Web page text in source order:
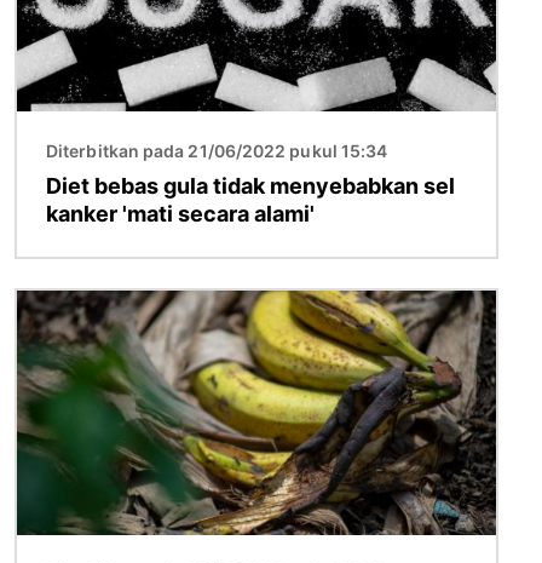
Diterbitkan pada 21/06/2022 pukul 15:34
Diet bebas gula tidak menyebabkan sel
kanker 'mati secara alami'
Gambar